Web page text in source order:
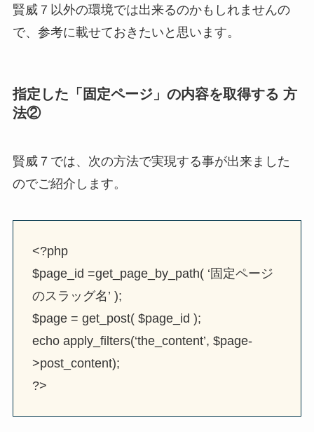
賢威７以外の環境では出来るのかもしれませんの
で、参考に載せておきたいと思います。
指定した「固定ページ」の内容を取得する 方
法②
賢威７では、次の方法で実現する事が出来ました
のでご紹介します。
<?php
$page_id =get_page_by_path( ‘固定ページ
のスラッグ名’ );
$page = get_post( $page_id );
echo apply_filters(‘the_content’, $page-
>post_content);
?>